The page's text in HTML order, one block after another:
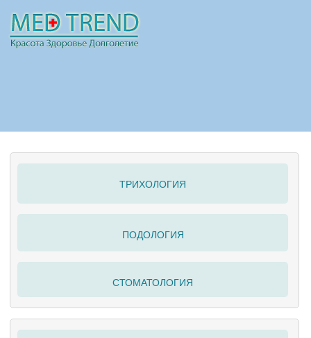
ПОЛЕЗНО
ТРИХОЛОГИЯ
ПОДОЛОГИЯ
СТОМАТОЛОГИЯ